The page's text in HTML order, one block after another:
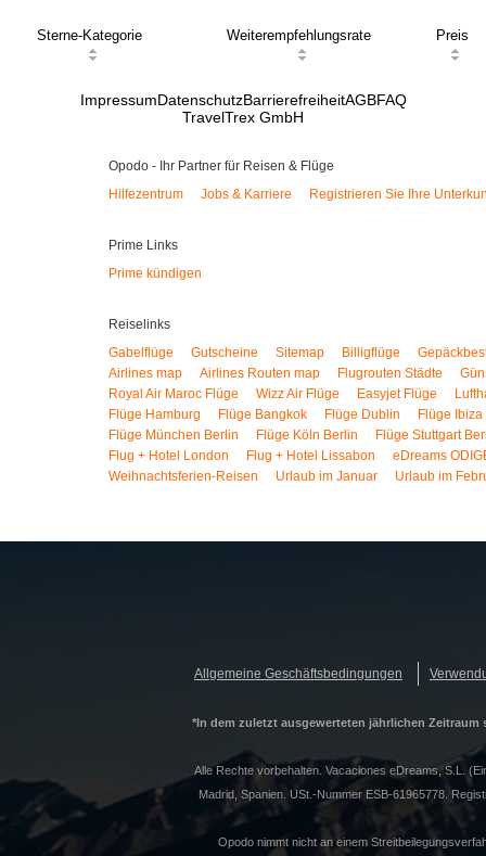
Sterne-Kategorie Weiterempfehlungsrate Preis
ImpressumDatenschutzBarrierefreiheitAGBFAQ
TravelTrex GmbH